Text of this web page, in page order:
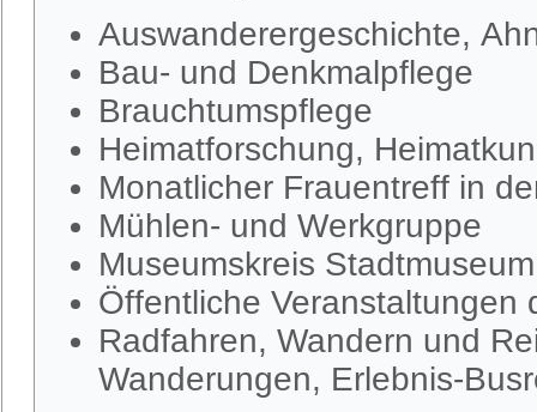
Auswanderergeschichte,
Bau- und Denkmalpflege
Brauchtumspflege
Heimatforschung,
Monatlicher Frauentreff in
Mühlen- und Werkgruppe
Museumskreis
Öffentliche Veranstaltungen
Radfahren, Wandern und
Wanderungen, Erlebnis-